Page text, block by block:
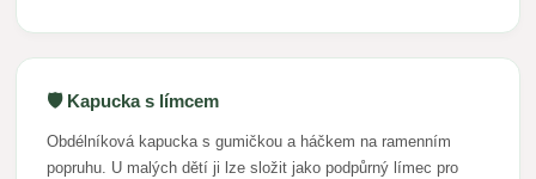
🛡️ Kapucka s límcem
Obdélníková kapucka s gumičkou a háčkem na ramenním
popruhu. U malých dětí ji lze složit jako podpůrný límec pro